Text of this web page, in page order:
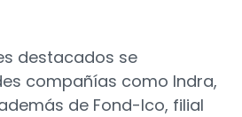
destacados se
compañías como Indra,
de Fond-Ico, filial